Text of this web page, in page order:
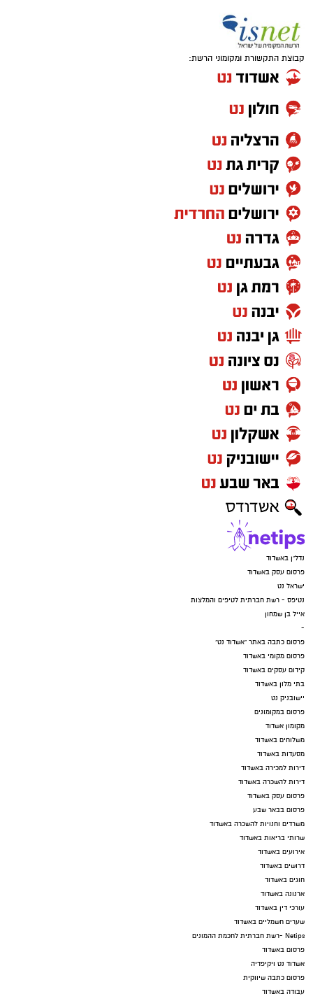
קבוצת התקשורת ומקומוני הרשת:
נדל"ן באשדוד
פרסום עסק באשדוד
ישראל נט
נטיפס - רשת חברתית לטיפים והמלצות
אייל בן שמחון
-
פרסום כתבה באתר "אשדוד נט"
פרסום מקומי באשדוד
קידום עסקים באשדוד
בתי מלון באשדוד
יישובניק נט
פרסום במקומונים
מקומון אשדוד
משלוחים באשדוד
מסעדות באשדוד
דירות למכירה באשדוד
דירות להשכרה באשדוד
פרסום עסק באשדוד
פרסום בבאר שבע
משרדים וחנויות להשכרה באשדוד
שרותי בריאות באשדוד
אירועים באשדוד
דרושים באשדוד
חוגים באשדוד
ארנונה באשדוד
עורכי דין באשדוד
שערים חשמליים באשדוד
Netips -רשת חברתית לחכמת ההמונים
פרסום באשדוד
אשדוד נט ויקיפדיה
פרסום כתבה שיווקית
עבודה באשדוד